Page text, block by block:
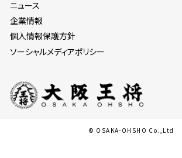
ニュース
企業情報
個人情報保護方針
ソーシャルメディアポリシー
© OSAKA-OHSHO Co.,Ltd